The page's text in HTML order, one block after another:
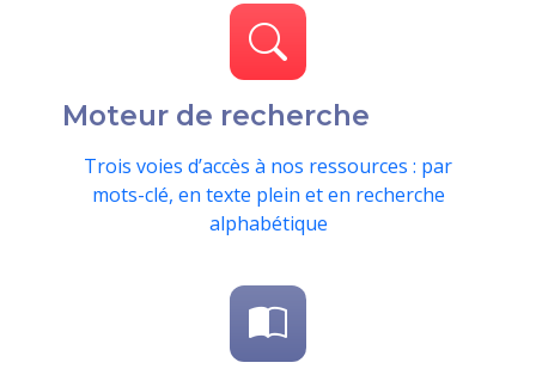
Moteur de recherche
Trois voies d’accès à nos ressources : par
mots-clé, en texte plein et en recherche
alphabétique